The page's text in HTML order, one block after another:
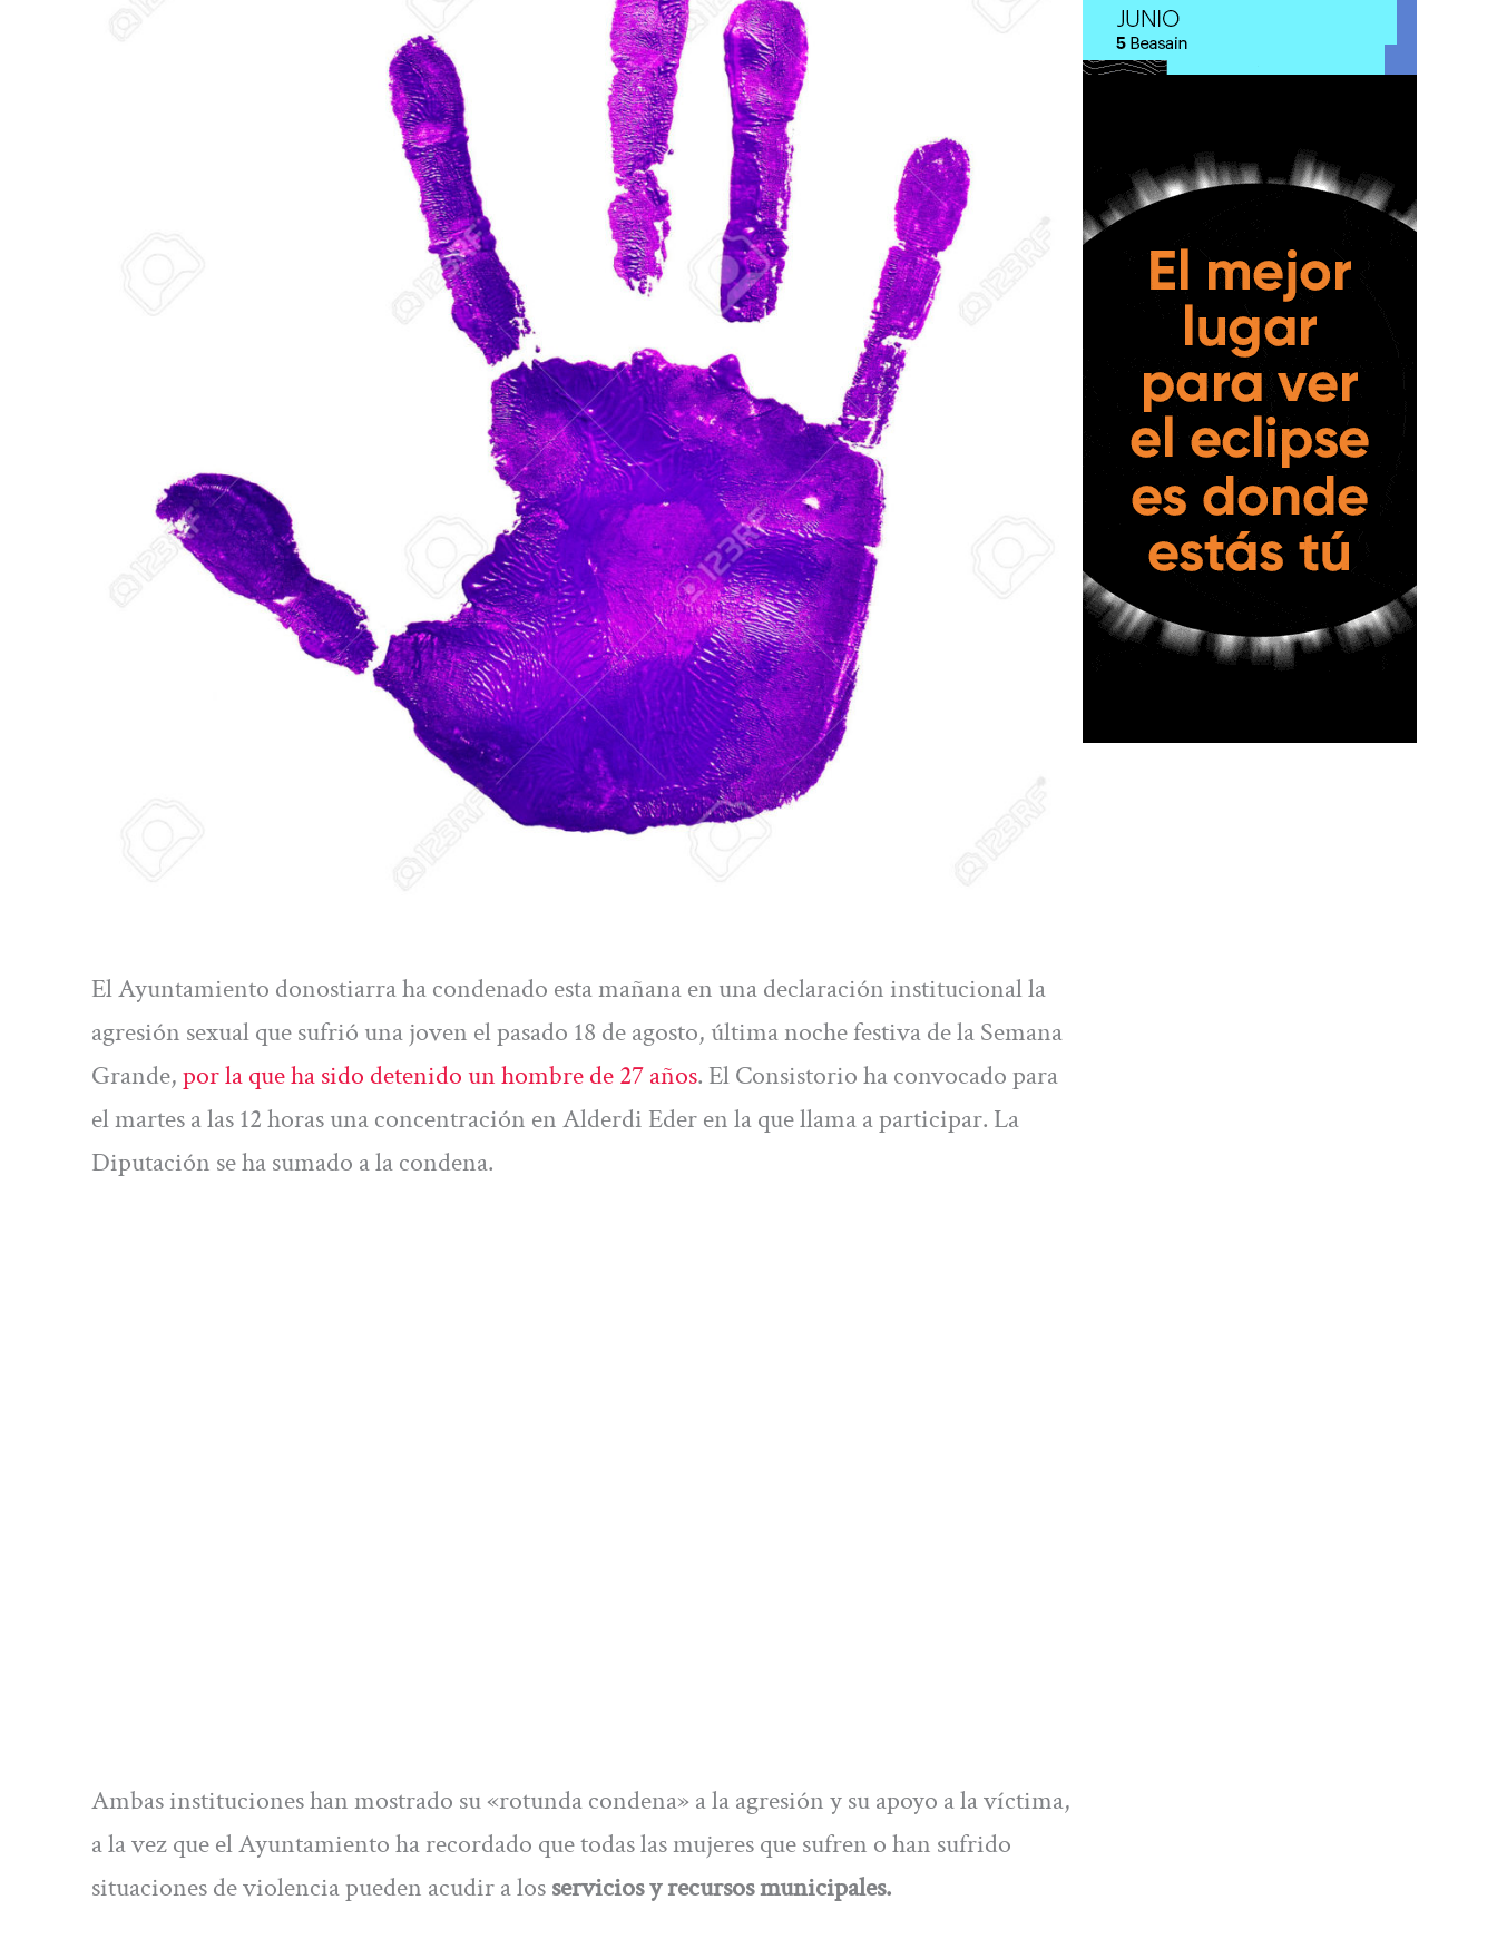
El Ayuntamiento donostiarra ha condenado esta mañana en una declaración institucional la
agresión sexual que sufrió una joven el pasado 18 de agosto, última noche festiva de la Semana
Grande,por la que ha sido detenido un hombre de 27 años. El Consistorio ha convocado para
el martes a las 12 horas una concentración en Alderdi Eder en la que llama a participar. La
Diputación se ha sumado a la condena.
Ambas instituciones han mostrado su «rotunda condena» a la agresión y su apoyo a la víctima,
a la vez que el Ayuntamiento ha recordado que todas las mujeres que sufren o han sufrido
situaciones de violencia pueden acudir a losservicios y recursos municipales.